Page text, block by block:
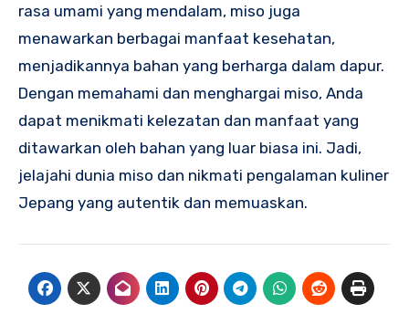
rasa umami yang mendalam, miso juga
menawarkan berbagai manfaat kesehatan,
menjadikannya bahan yang berharga dalam dapur.
Dengan memahami dan menghargai miso, Anda
dapat menikmati kelezatan dan manfaat yang
ditawarkan oleh bahan yang luar biasa ini. Jadi,
jelajahi dunia miso dan nikmati pengalaman kuliner
Jepang yang autentik dan memuaskan.